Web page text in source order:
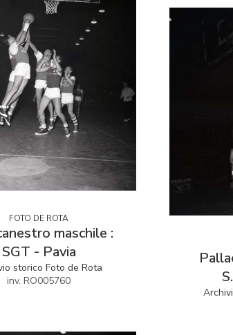
FOTO DE ROTA
maschile :
SGT - Pavia
storico Foto de Rota
inv. RO005760